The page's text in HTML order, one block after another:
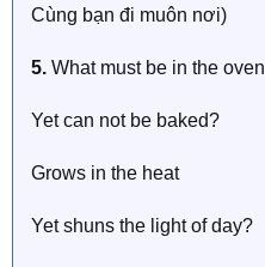
Cùng bạn đi muôn nơi)
5. What must be in the oven
Yet can not be baked?
Grows in the heat
Yet shuns the light of day?